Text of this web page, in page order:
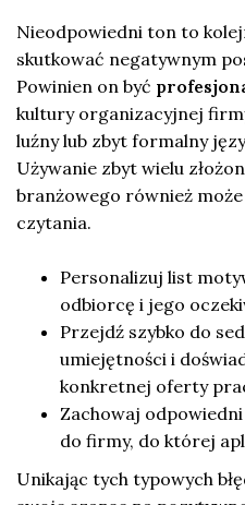
Nieodpowiedni ton to
skutkować negatywnym
Powinien on być
kultury organizacyjnej
luźny lub zbyt formalny
Używanie zbyt wielu
branżowego również
czytania.
Personalizuj list
odbiorcę i jego
Przejdź szybko do
umiejętności i
konkretnej oferty
Zachowaj
do firmy, do której
Unikając tych typowych